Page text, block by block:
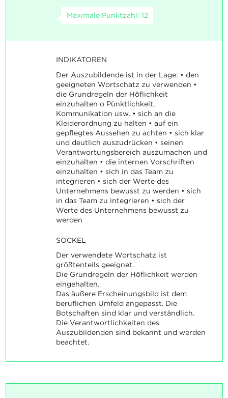
Maximale Punktzahl: 12
INDIKATOREN
Der Auszubildende ist in der Lage: • den
geeigneten Wortschatz zu verwenden •
die Grundregeln der Höflichkeit
einzuhalten o Pünktlichkeit,
Kommunikation usw. • sich an die
Kleiderordnung zu halten • auf ein
gepflegtes Aussehen zu achten • sich klar
und deutlich auszudrücken • seinen
Verantwortungsbereich auszumachen und
einzuhalten • die internen Vorschriften
einzuhalten • sich in das Team zu
integrieren • sich der Werte des
Unternehmens bewusst zu werden • sich
in das Team zu integrieren • sich der
Werte des Unternehmens bewusst zu
werden
SOCKEL
Der verwendete Wortschatz ist
größtenteils geeignet.
Die Grundregeln der Höflichkeit werden
eingehalten.
Das äußere Erscheinungsbild ist dem
beruflichen Umfeld angepasst. Die
Botschaften sind klar und verständlich.
Die Verantwortlichkeiten des
Auszubildenden sind bekannt und werden
beachtet.